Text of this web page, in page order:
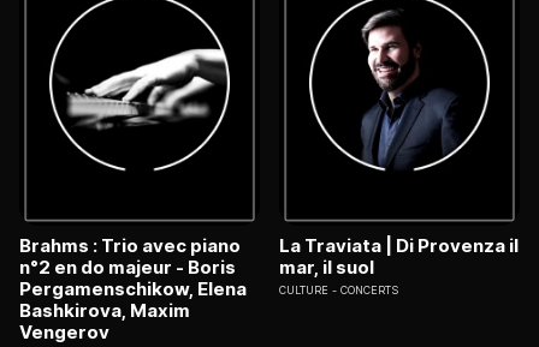
Brahms : Trio avec piano
n°2 en do majeur - Boris
Pergamenschikow, Elena
Bashkirova, Maxim
Vengerov
La Traviata | Di Provenza il
mar, il suol
CULTURE CONCERTS